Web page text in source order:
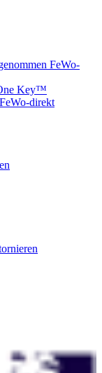
FeWo-
Key™
direkt